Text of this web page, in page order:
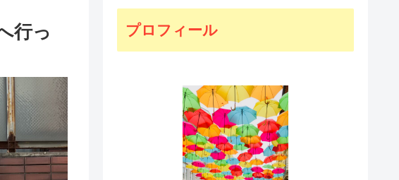
行っ
プロフィール